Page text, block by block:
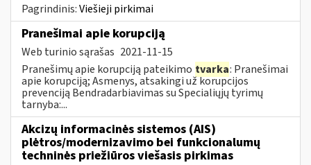
Pagrindinis:Viešieji pirkimai
Pranešimai apie korupciją
Web turinio sąrašas 2021-11-15
Pranešimų apie korupciją pateikimo tvarka: Pranešimai
apie korupciją; Asmenys, atsakingi už korupcijos
prevenciją Bendradarbiavimas su Specialiųjų tyrimų
tarnyba:...
Akcizų informacinės sistemos (AIS)
plėtros/modernizavimo bei funkcionalumų
techninės priežiūros viešasis pirkimas